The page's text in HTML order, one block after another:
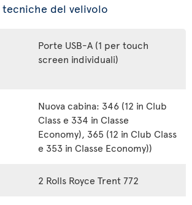
del velivolo
Porte USB-A (1 per touch
screen individuali)
Nuova cabina: 346 (12 in Club
Class e 334 in Classe
Economy), 365 (12 in Club Class
e 353 in Classe Economy))
2 Rolls Royce Trent 772